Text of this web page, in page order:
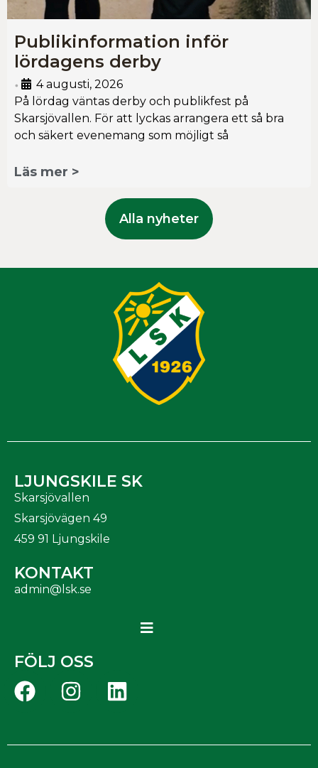
Publikinformation inför
lördagens derby
•
4 augusti, 2026
På lördag väntas derby och publikfest på
Skarsjövallen. För att lyckas arrangera ett så bra
och säkert evenemang som möjligt så
Läs mer >
Alla nyheter
LJUNGSKILE SK
Skarsjövallen
Skarsjövägen 49
459 91 Ljungskile
KONTAKT
admin@lsk.se
FÖLJ OSS